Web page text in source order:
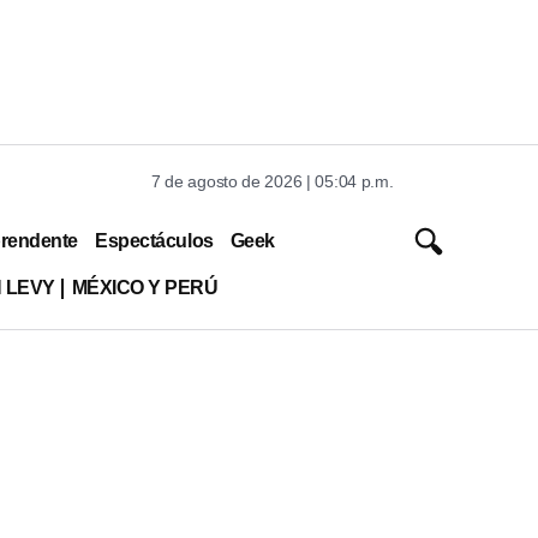
7 de agosto de 2026 | 05:04 p.m.
Espectáculos Geek
LEVY MÉXICO Y PERÚ